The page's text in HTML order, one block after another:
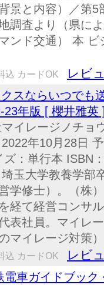
景と内容）／
調査より（県に
ンド交通） 本
込 カードOK レビ
クスならいつで
23年版 [ 櫻井雅英
イレージノチョ
年10月28日
ズ：単行本 ISBN
玉大学教養学部
学修士）。（株
経て経営コンサ
表社員。マイレ
マイレージ対策
込 カードOK レビ
電車ガイドブッ